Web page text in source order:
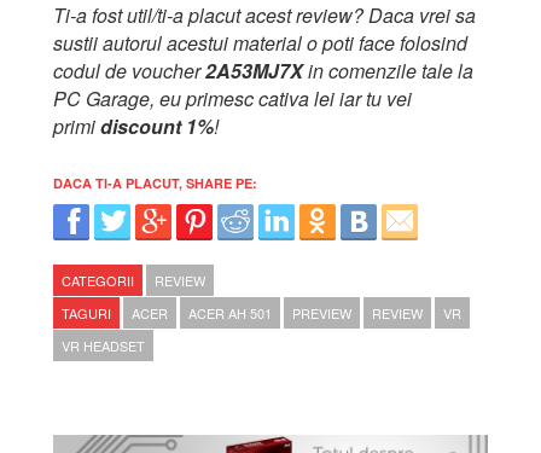
Ti-a fost util/ti-a placut acest review? Daca vrei sa
sustii autorul acestui material o poti face folosind
codul de voucher2A53MJ7Xin comenzile tale la
PC Garage, eu primesc cativa lei iar tu vei
primidiscount 1%!
DACA TI-A PLACUT, SHARE PE:
CATEGORII
REVIEW
TAGURI
ACER ACER AH 501 PREVIEW REVIEW
VR
VR HEADSET